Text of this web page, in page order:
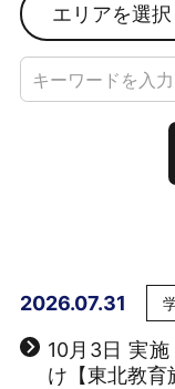
エリアを選択
10月3日 実
け【東北教育
2026.07.31